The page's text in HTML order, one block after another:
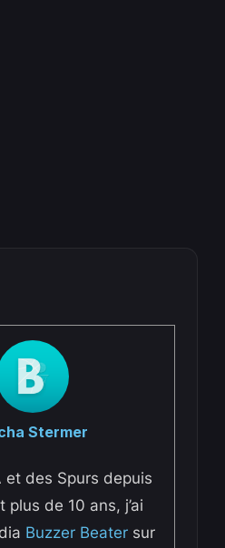
Stermer
et des Spurs depuis
plus de 10 ans, j’ai
Buzzer Beatersur